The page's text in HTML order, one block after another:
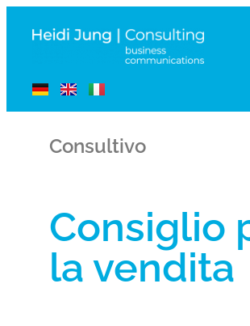
Consultivo
Consiglio
la vendita